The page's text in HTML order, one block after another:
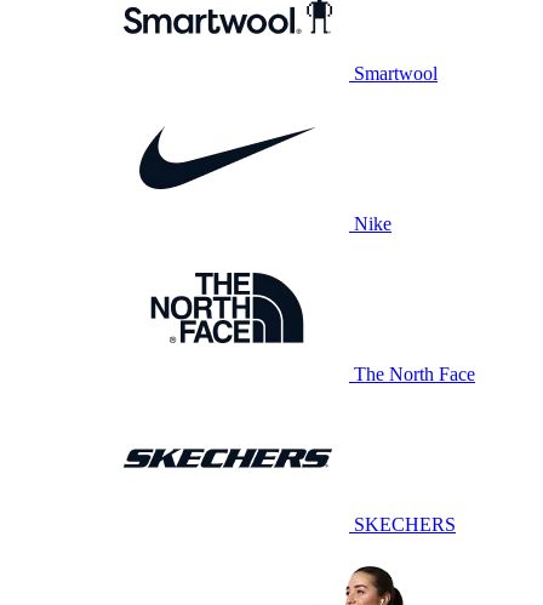
Smartwool
Nike
The North Face
SKECHERS